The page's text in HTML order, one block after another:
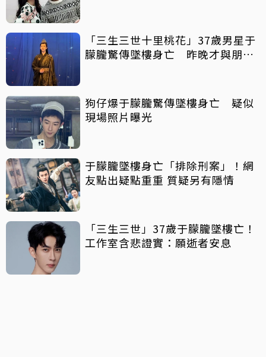
「三生三世十里桃花」37歲男星于
朦朧驚傳墜樓身亡 昨晚才與朋友
狗仔爆于朦朧驚傳墜樓身亡 疑似
現場照片曝光
于朦朧墜樓身亡「排除刑案」！網
友點出疑點重重 質疑另有隱情
「三生三世」37歲于朦朧墜樓亡！
工作室含悲證實：願逝者安息